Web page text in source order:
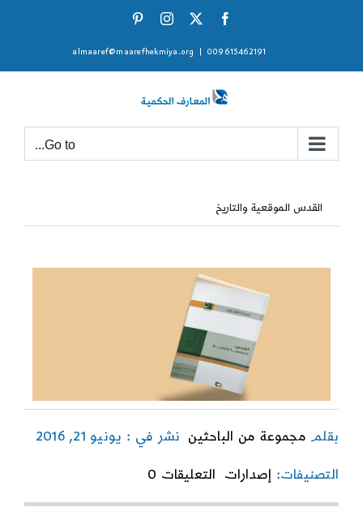
Facebook
X
Instagram
009615462191
almaaref@maarefhekmiya.org
Go to...
القدس الموقعية والتاريخ
بقلم مجموعة من الباحثين نشر في : يونيو 21, 2016
التصنيفات: إصدارات التعليقات 0
on
الموقعية